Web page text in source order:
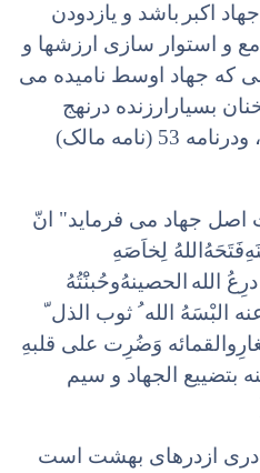
اکبر باشد و یازدودن
و استوار سازی ارزشها و
که جهاد اوسط نامیده می
بسیارارزنده درنهج
تعریف بطور اعم، ودرنامه 53 (نامه مالک)
اصل جهاد می فرماید" انّ
لِخاَصَهِ
الله الحصینهُ‌وحُبنَْتُهُ
البْسَهُ‌ الله ُ ثوب الذل
وَضُرِت علی قلبهِ
بتضییع الجهاد و سیم
دری ازدرهای بهشت است